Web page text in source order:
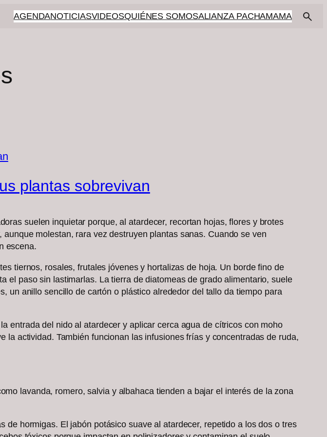
AGENDANOTICIASVIDEOSQUIÉNES SOMOSALIANZA PACHAMAMA
plantas sobrevivan
suelen inquietar porque, al atardecer, recortan hojas, flores y brotes
molestan, rara vez destruyen plantas sanas. Cuando se ven
escena.
tiernos, rosales, frutales jóvenes y hortalizas de hoja. Un borde fino de
el paso sin lastimarlas. La tierra de diatomeas de grado alimentario, suele
un anillo sencillo de cartón o plástico alrededor del tallo da tiempo para
entrada del nido al atardecer y aplicar cerca agua de cítricos con moho
actividad. También funcionan las infusiones frías y concentradas de ruda,
lavanda, romero, salvia y albahaca tienden a bajar el interés de la zona
hormigas. El jabón potásico suave al atardecer, repetido a los dos o tres